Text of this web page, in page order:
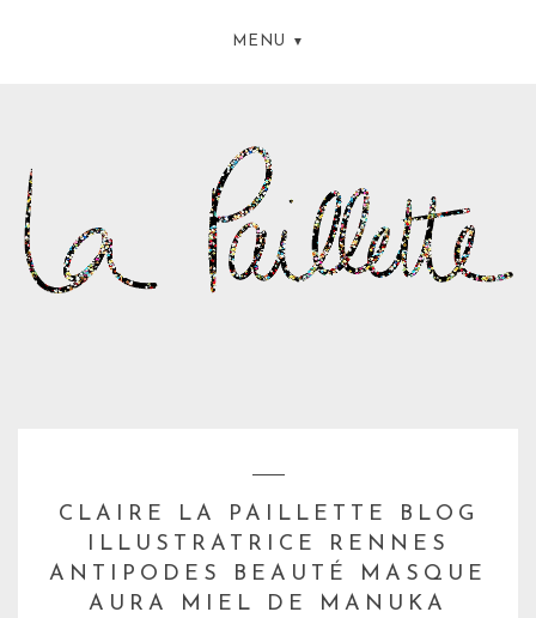
MENU
CLAIRE LA PAILLETTE BLOG
ILLUSTRATRICE RENNES
ANTIPODES BEAUTÉ MASQUE
AURA MIEL DE MANUKA